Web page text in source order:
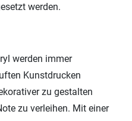
werden.
werden immer
Kunstdrucken
zu gestalten
zu verleihen. Mit einer